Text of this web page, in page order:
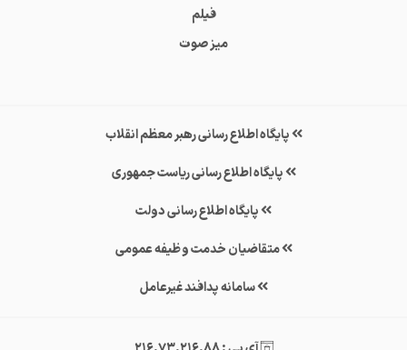
فیلم
میز صوت
پایگاه اطلاع رسانی رهبر معظم انقلاب
پایگاه اطلاع رسانی ریاست جمهوری
پایگاه اطلاع رسانی دولت
متقاضیان خدمت وظیفه عمومی
سامانه پدافند غیرعامل